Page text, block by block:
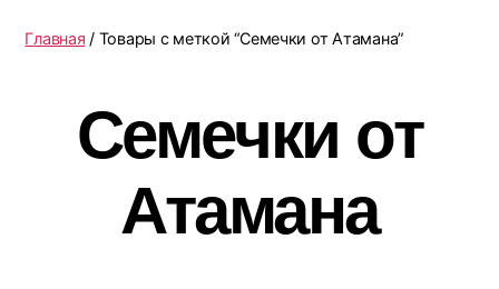
Главная / Товары с меткой “Семечки от Атамана”
Семечки от
Атамана